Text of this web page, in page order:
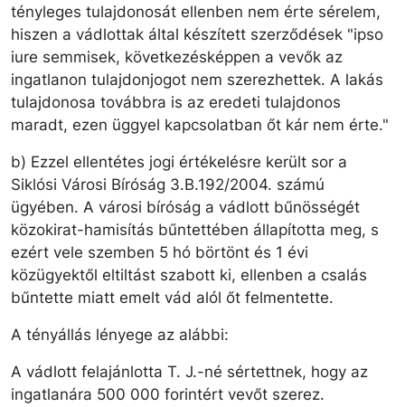
tényleges tulajdonosát ellenben nem érte sérelem,
hiszen a vádlottak által készített szerződések "ipso
iure semmisek, következésképpen a vevők az
ingatlanon tulajdonjogot nem szerezhettek. A lakás
tulajdonosa továbbra is az eredeti tulajdonos
maradt, ezen üggyel kapcsolatban őt kár nem érte."
b) Ezzel ellentétes jogi értékelésre került sor a
Siklósi Városi Bíróság 3.B.192/2004. számú
ügyében. A városi bíróság a vádlott bűnösségét
közokirat-hamisítás bűntettében állapította meg, s
ezért vele szemben 5 hó börtönt és 1 évi
közügyektől eltiltást szabott ki, ellenben a csalás
bűntette miatt emelt vád alól őt felmentette.
A tényállás lényege az alábbi:
A vádlott felajánlotta T. J.-né sértettnek, hogy az
ingatlanára 500 000 forintért vevőt szerez.